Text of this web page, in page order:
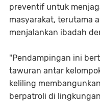
preventif untuk
masyarakat, terutama
menjalankan ibadah
"Pendampingan ini
tawuran antar
keliling
berpatroli di